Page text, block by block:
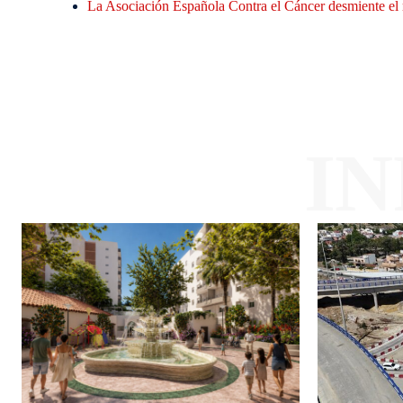
La Asociación Española Contra el Cáncer desmiente